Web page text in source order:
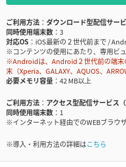
ご利用方法
ダウンロード型配信サー
同時使用端末数
3
対応OS
iOS最新の２世代前まで /
※コンテンツの使用にあたり、専用ビ
※Androidは、Android２世代前の端末
末（Xperia、GALAXY、AQUOS、
必要メモリ容量
42 MB以上
ご利用方法
アクセス型配信サービス（
同時使用端末数
1
※インターネット経由でのWEBブラウ
※導入・利用方法の詳細はこちら